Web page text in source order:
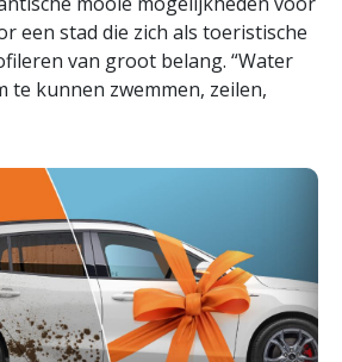
een stad die zich als toeristische
van groot belang. “Water
te kunnen zwemmen, zeilen,